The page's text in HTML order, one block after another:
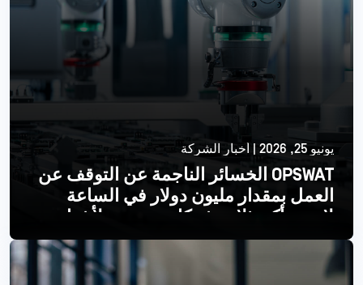
يونيو 25, 2026 | أخبار الشركة
OPSWAT الخسائر الناجمة عن التوقف عن
العمل بمقدار مليون دولار في الساعة
لإحدى أكبر ثلاث شركات مصنعة لأشباه
الموصلات
اقرأ أكثر